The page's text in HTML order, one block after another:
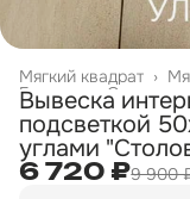
Мягкий квадрат ›
Главная ›
Вывеска
подсветкой
углами
6 720 ₽9 900